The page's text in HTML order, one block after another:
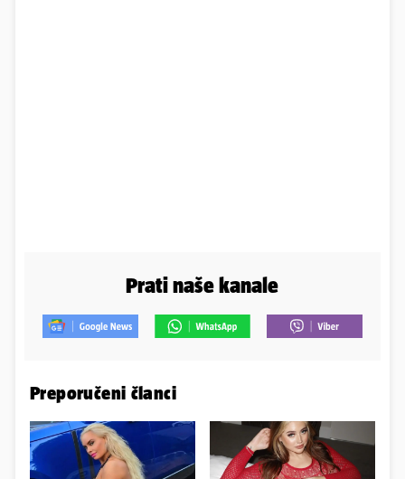
Prati naše kanale
Preporučeni članci